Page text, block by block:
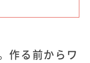
作る前からワ